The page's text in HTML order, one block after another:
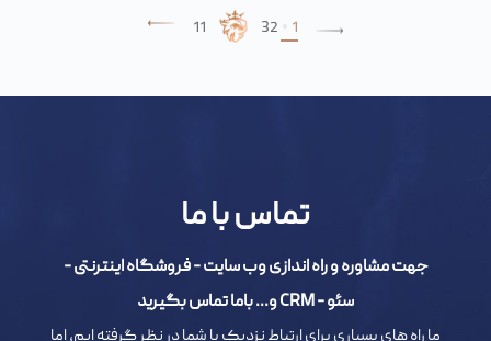
1
2
3
11
تماس با ما
جهت مشاوره و راه اندازی وب سایت - فروشگاه اینترنتی -
سئو - CRM و... باما تماس بگیرید